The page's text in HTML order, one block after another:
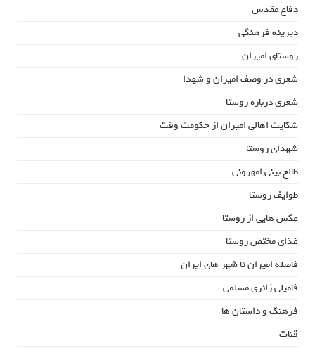
دفاع مقدس
دیرینه فرهنگی
روستای امیران
شعری در وصف امیران و شهدا
شعری درباره روستا
شکایت اهالی امیران از حکومت وقت
شهدای روستا
طالع بینی امهرونی
طوایف روستا
عکس هایی از روستا
غذای مختص روستا
فاصله امیران تا شهر های ایران
فامیلی زائری مسلمی
فرهنگ و داستان ها
قنات